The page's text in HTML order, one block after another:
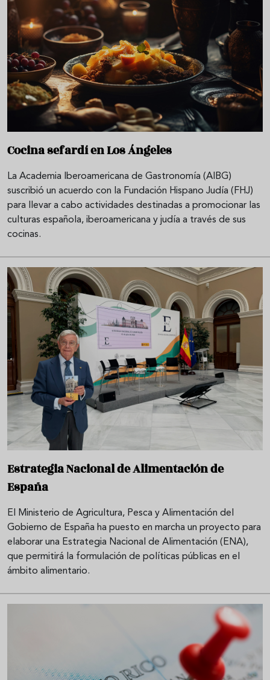
Cocina sefardí en Los Ángeles
La Academia Iberoamericana de Gastronomía (AIBG)
suscribió un acuerdo con la Fundación Hispano Judía (FHJ)
para llevar a cabo actividades destinadas a promocionar las
culturas española, iberoamericana y judía a través de sus
cocinas.
Estrategia Nacional de Alimentación de
España
El Ministerio de Agricultura, Pesca y Alimentación del
Gobierno de España ha puesto en marcha un proyecto para
elaborar una Estrategia Nacional de Alimentación (ENA),
que permitirá la formulación de políticas públicas en el
ámbito alimentario.